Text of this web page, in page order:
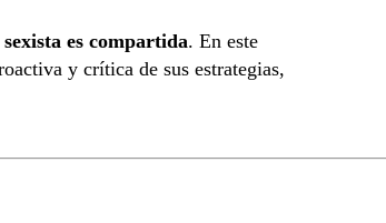
es compartida. En este
y crítica de sus estrategias,